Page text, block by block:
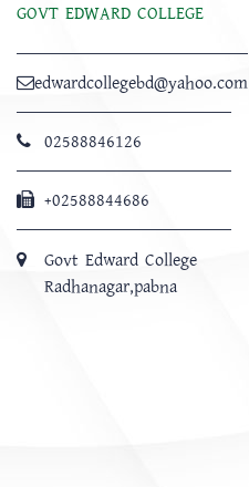
GOVT EDWARD COLLEGE
edwardcollegebd@yahoo.com
02588846126
+02588844686
Govt Edward College
Radhanagar,pabna